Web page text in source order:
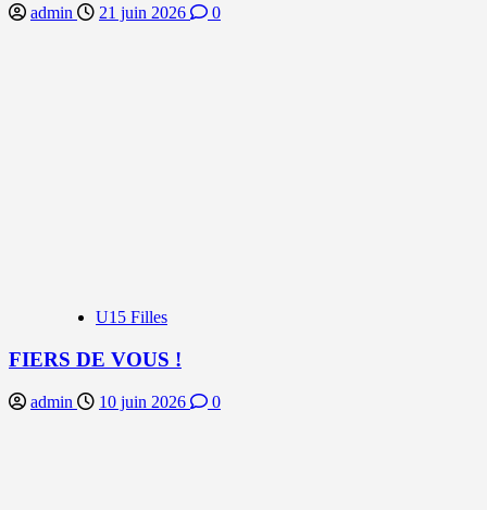
admin 21 juin 2026 0
U15 Filles
FIERS DE VOUS !
admin 10 juin 2026 0